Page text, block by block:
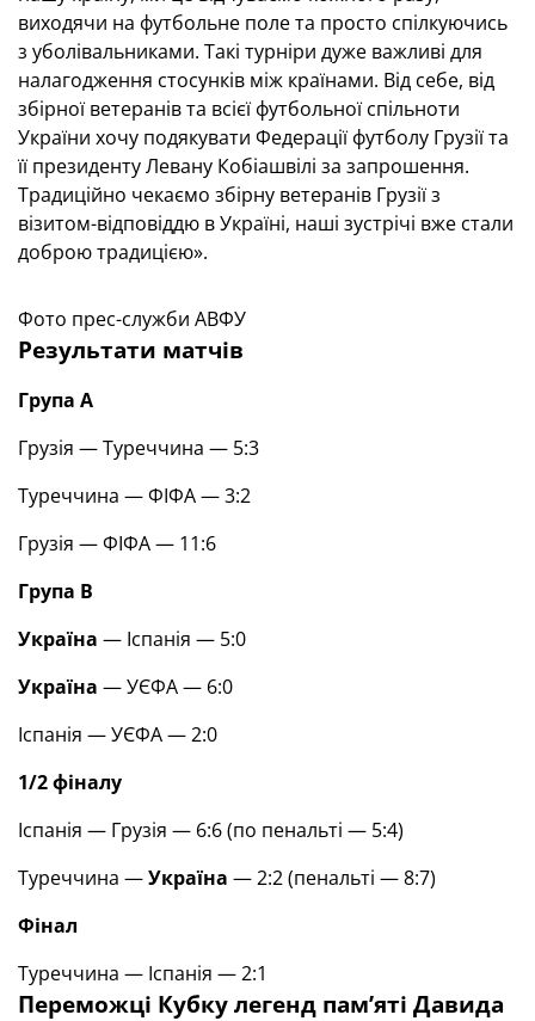
виходячи на футбольне поле та просто спілкуючись
з уболівальниками. Такі турніри дуже важливі для
налагодження стосунків між країнами. Від себе, від
збірної ветеранів та всієї футбольної спільноти
України хочу подякувати Федерації футболу Грузії та
її президенту Левану Кобіашвілі за запрошення.
Традиційно чекаємо збірну ветеранів Грузії з
візитом-відповіддю в Україні, наші зустрічі вже стали
доброю традицією».
Фото прес-служби АВФУ
Результати матчів
Група А
Грузія — Туреччина — 5:3
Туреччина — ФІФА — 3:2
Грузія — ФІФА — 11:6
Група В
Україна — Іспанія — 5:0
Україна — УЄФА — 6:0
Іспанія — УЄФА — 2:0
1/2 фіналу
Іспанія — Грузія — 6:6 (по пенальті — 5:4)
Туреччина —Україна — 2:2 (пенальті — 8:7)
Фінал
Туреччина — Іспанія — 2:1
Переможці Кубку легенд пам’яті Давида